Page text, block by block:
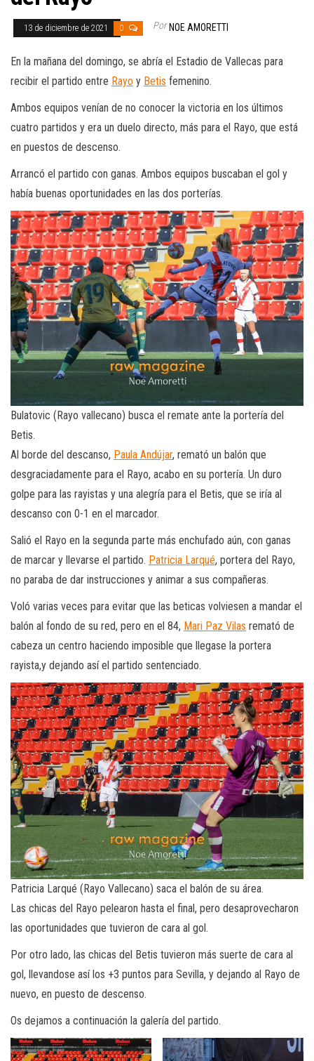
13 de diciembre de 2021 0 Por NOE AMORETTI
En la mañana del domingo, se abría el Estadio de Vallecas para
recibir el partido entre Rayo y Betis femenino.
Ambos equipos venían de no conocer la victoria en los últimos
cuatro partidos y era un duelo directo, más para el Rayo, que está
en puestos de descenso.
Arrancó el partido con ganas. Ambos equipos buscaban el gol y
había buenas oportunidades en las dos porterías.
Bulatovic (Rayo vallecano) busca el remate ante la portería del
Betis.
Al borde del descanso, Paula Andújar, remató un balón que
desgraciadamente para el Rayo, acabo en su portería. Un duro
golpe para las rayistas y una alegría para el Betis, que se iría al
descanso con 0-1 en el marcador.
Salió el Rayo en la segunda parte más enchufado aún, con ganas
de marcar y llevarse el partido. Patricia Larqué, portera del Rayo,
no paraba de dar instrucciones y animar a sus compañeras.
Voló varias veces para evitar que las beticas volviesen a mandar el
balón al fondo de su red, pero en el 84, Mari Paz Vilas remató de
cabeza un centro haciendo imposible que llegase la portera
rayista,y dejando así el partido sentenciado.
Patricia Larqué (Rayo Vallecano) saca el balón de su área.
Las chicas del Rayo pelearon hasta el final, pero desaprovecharon
las oportunidades que tuvieron de cara al gol.
Por otro lado, las chicas del Betis tuvieron más suerte de cara al
gol, llevandose así los +3 puntos para Sevilla, y dejando al Rayo de
nuevo, en puesto de descenso.
Os dejamos a continuación la galería del partido.